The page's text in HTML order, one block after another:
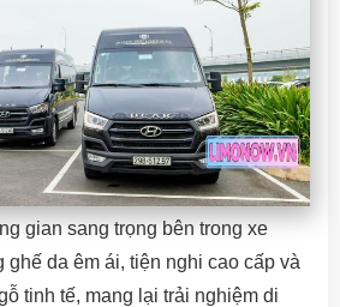
gian sang trọng bên trong xe
ghế da êm ái, tiện nghi cao cấp và
tinh tế, mang lại trải nghiệm di